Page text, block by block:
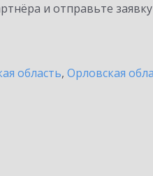
и отправьте
область, Орловская